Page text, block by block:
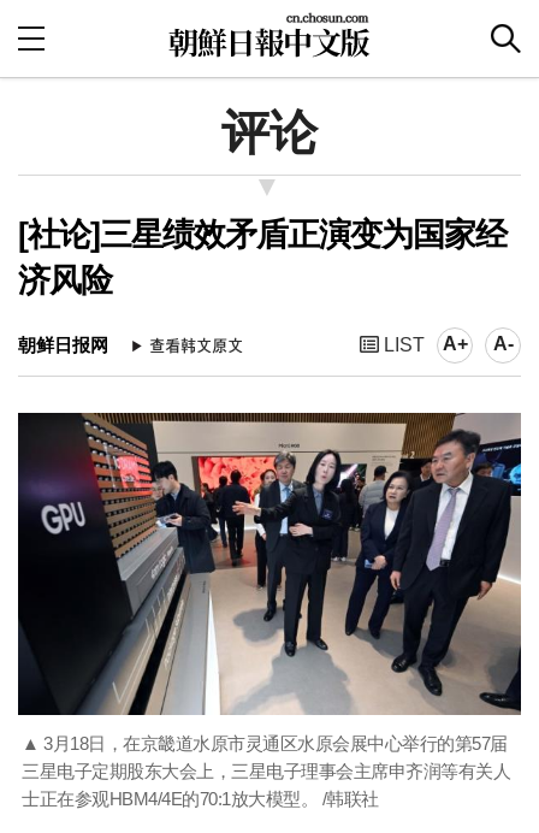
评论
[社论]三星绩效矛盾正演变为国家经
济风险
朝鲜日报网 LIST A+ A-
▲ 3月18日，在京畿道水原市灵通区水原会展中心举行的第57届
三星电子定期股东大会上，三星电子理事会主席申齐润等有关人
士正在参观HBM4/4E的70:1放大模型。 /韩联社